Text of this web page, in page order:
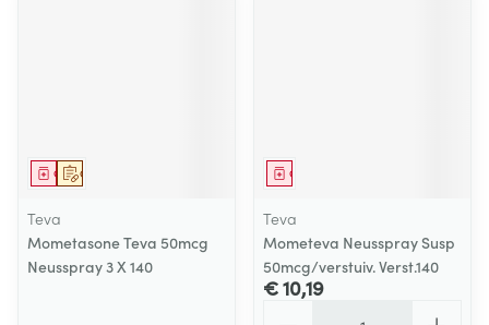
Op voorschrift
Geneesmiddel
Teva
Mometasone Teva 50mcg
Neusspray 3 X 140
Geneesmiddel
Teva
Mometeva Neusspray Susp
50mcg/verstuiv. Verst.140
€ 10,19